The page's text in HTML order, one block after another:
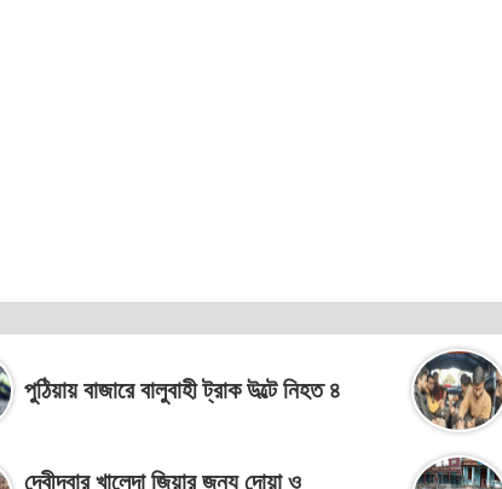
পুঠিয়ায় বাজারে বালুবাহী ট্রাক উল্টে নিহত ৪
দেবীদ্বার খালেদা জিয়ার জন্য দোয়া ও